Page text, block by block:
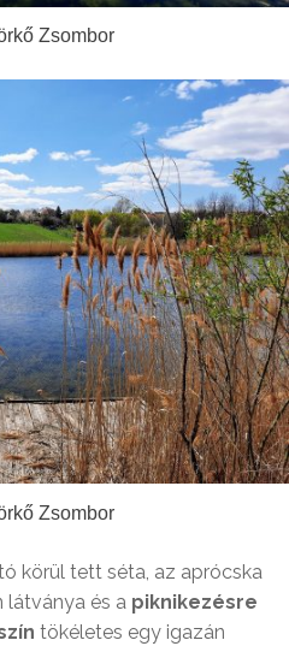
Zsombor
Zsombor
körül tett séta, az aprócska
látványa és a piknikezésre
tökéletes egy igazán